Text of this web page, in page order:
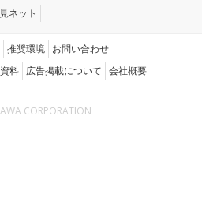
ネット
推奨環境 お問い合わせ
料 広告掲載について 会社概要
CORPORATION